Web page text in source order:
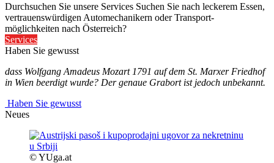
Durchsuchen Sie unsere Services Suchen Sie nach leckerem Essen,
vertrauenswürdigen Automechanikern oder Transport-
möglichkeiten nach Österreich?
Services
Haben Sie gewusst
dass Wolfgang Amadeus Mozart 1791 auf dem St. Marxer Friedhof
in Wien beerdigt wurde? Der genaue Grabort ist jedoch unbekannt.
Haben Sie gewusst
Neues
© YUga.at